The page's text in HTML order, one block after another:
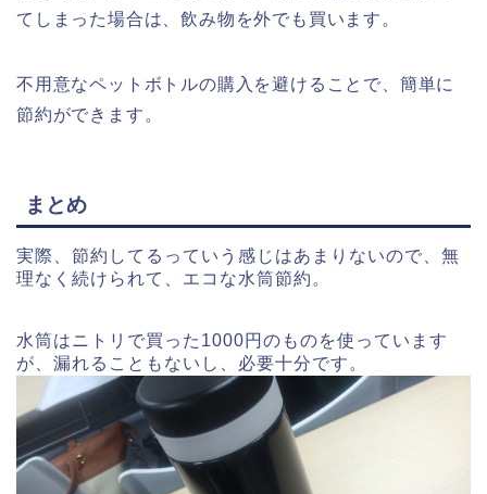
てしまった場合は、飲み物を外でも買います。
不用意なペットボトルの購入を避けることで、簡単に
節約ができます。
まとめ
実際、節約してるっていう感じはあまりないので、無
理なく続けられて、エコな水筒節約。
水筒はニトリで買った1000円のものを使っています
が、漏れることもないし、必要十分です。